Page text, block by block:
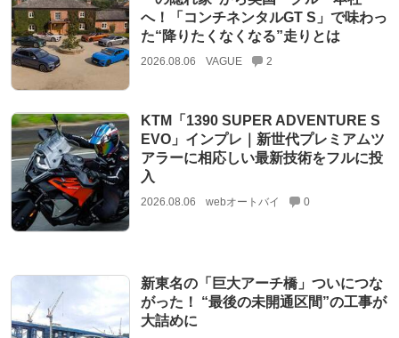
へ！「コンチネンタルGT S」で味わっ
た“降りたくなくなる”走りとは
2026.08.06 VAGUE 2
KTM「1390 SUPER ADVENTURE S
EVO」インプレ｜新世代プレミアムツ
アラーに相応しい最新技術をフルに投
入
2026.08.06 webオートバイ 0
新東名の「巨大アーチ橋」ついにつな
がった！ “最後の未開通区間”の工事が
大詰めに